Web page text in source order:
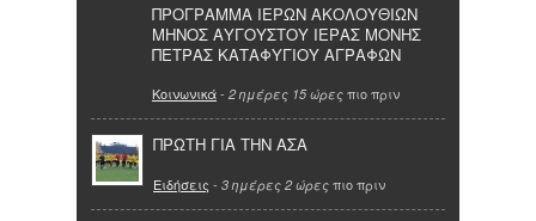
ΠΡΟΓΡΑΜΜΑ ΙΕΡΩΝ ΑΚΟΛΟΥΘΙΩΝ
ΜΗΝΟΣ ΑΥΓΟΥΣΤΟΥ ΙΕΡΑΣ ΜΟΝΗΣ
ΠΕΤΡΑΣ ΚΑΤΑΦΥΓΙΟΥ ΑΓΡΑΦΩΝ
Κοινωνικά- 2 ημέρες 15 ώρες πιο πριν
ΠΡΩΤΗ ΓΙΑ ΤΗΝ ΑΣΑ
Ειδήσεις - 3 ημέρες 2 ώρες πιο πριν